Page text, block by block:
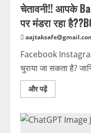
चेतावनी!! आपके
पर मंडरा रहा
Facebook
चुराया जा सकता है?
और पढ़ें